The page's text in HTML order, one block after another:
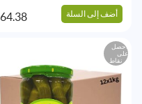
أضف إلى السلة 64.38
احصل
على
نقاط